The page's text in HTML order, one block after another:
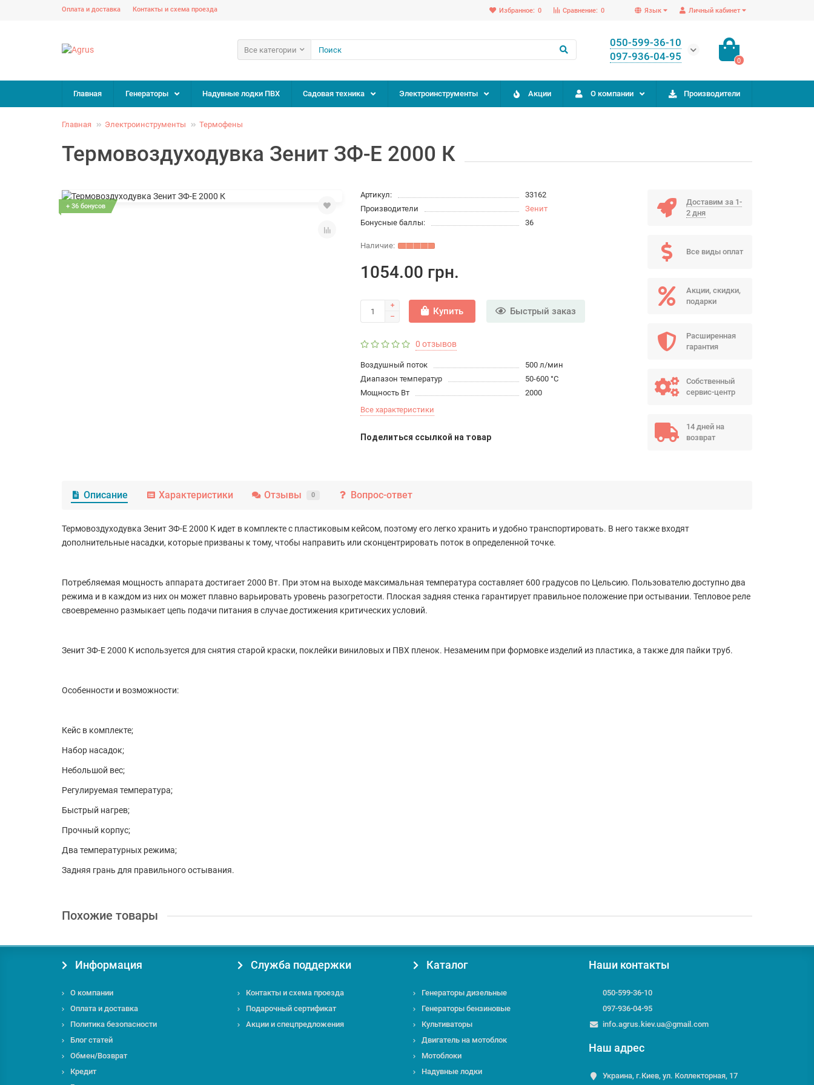
Личный кабинет
Язык
Сравнение: 0
Избранное: 0
Оплата и доставка Контакты и схема проезда
Все категории
050-599-36-10
097-936-04-95
0
Главная Генераторы Надувные лодки ПВХ Садовая техника Электроинструменты Акции О компании Производители
Главная Электроинструменты Термофены
Термовоздуходувка Зенит ЗФ-E 2000 К
+ 36 бонусов
Артикул:
33162
Производители
Зенит
Бонусные баллы:
36
1054.00 грн.
Купить Быстрый заказ
0 отзывов
Воздушный поток
500 л/мин
Диапазон температур
50-600 °C
Мощность Вт
2000
Все характеристики
Поделиться ссылкой на товар
Доставим за 1-
2 дня
Все виды оплат
Акции, скидки,
подарки
Расширенная
гарантия
Собственный
сервис-центр
14 дней на
возврат
Описание Характеристики Отзывы 0 Вопрос-ответ
Термовоздуходувка Зенит ЗФ-E 2000 К идет в комплекте с пластиковым кейсом, поэтому его легко хранить и удобно транспортировать. В него также входят
дополнительные насадки, которые призваны к тому, чтобы направить или сконцентрировать поток в определенной точке.
Потребляемая мощность аппарата достигает 2000 Вт. При этом на выходе максимальная температура составляет 600 градусов по Цельсию. Пользователю доступно два
режима и в каждом из них он может плавно варьировать уровень разогретости. Плоская задняя стенка гарантирует правильное положение при остывании. Тепловое реле
своевременно размыкает цепь подачи питания в случае достижения критических условий.
Зенит ЗФ-E 2000 К используется для снятия старой краски, поклейки виниловых и ПВХ пленок. Незаменим при формовке изделий из пластика, а также для пайки труб.
Особенности и возможности:
Кейс в комплекте;
Набор насадок;
Небольшой вес;
Регулируемая температура;
Быстрый нагрев;
Прочный корпус;
Два температурных режима;
Задняя грань для правильного остывания.
Похожие товары
Информация
О компании
Оплата и доставка
Политика безопасности
Блог статей
Обмен/Возврат
Кредит
Служба поддержки
Контакты и схема проезда
Подарочный сертификат
Акции и спецпредложения
Каталог
Генераторы дизельные
Генераторы бензиновые
Культиваторы
Двигатель на мотоблок
Мотоблоки
Надувные лодки
Наши контакты
050-599-36-10
097-936-04-95
info.agrus.kiev.ua@gmail.com
Наш адрес
Украина, г.Киев, ул. Коллекторная, 17